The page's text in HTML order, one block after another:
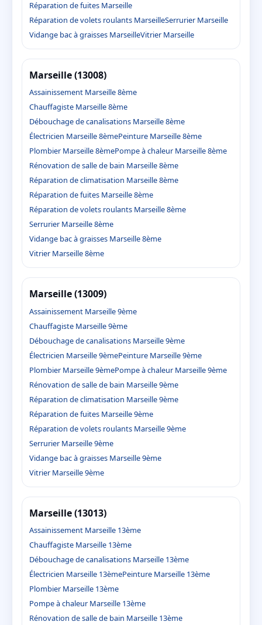
Réparation de fuites Marseille
Réparation de volets roulants MarseilleSerrurier Marseille
Vidange bac à graisses MarseilleVitrier Marseille
Marseille (13008)
Assainissement Marseille 8ème
Chauffagiste Marseille 8ème
Débouchage de canalisations Marseille 8ème
Électricien Marseille 8èmePeinture Marseille 8ème
Plombier Marseille 8èmePompe à chaleur Marseille 8ème
Rénovation de salle de bain Marseille 8ème
Réparation de climatisation Marseille 8ème
Réparation de fuites Marseille 8ème
Réparation de volets roulants Marseille 8ème
Serrurier Marseille 8ème
Vidange bac à graisses Marseille 8ème
Vitrier Marseille 8ème
Marseille (13009)
Assainissement Marseille 9ème
Chauffagiste Marseille 9ème
Débouchage de canalisations Marseille 9ème
Électricien Marseille 9èmePeinture Marseille 9ème
Plombier Marseille 9èmePompe à chaleur Marseille 9ème
Rénovation de salle de bain Marseille 9ème
Réparation de climatisation Marseille 9ème
Réparation de fuites Marseille 9ème
Réparation de volets roulants Marseille 9ème
Serrurier Marseille 9ème
Vidange bac à graisses Marseille 9ème
Vitrier Marseille 9ème
Marseille (13013)
Assainissement Marseille 13ème
Chauffagiste Marseille 13ème
Débouchage de canalisations Marseille 13ème
Électricien Marseille 13èmePeinture Marseille 13ème
Plombier Marseille 13ème
Pompe à chaleur Marseille 13ème
Rénovation de salle de bain Marseille 13ème